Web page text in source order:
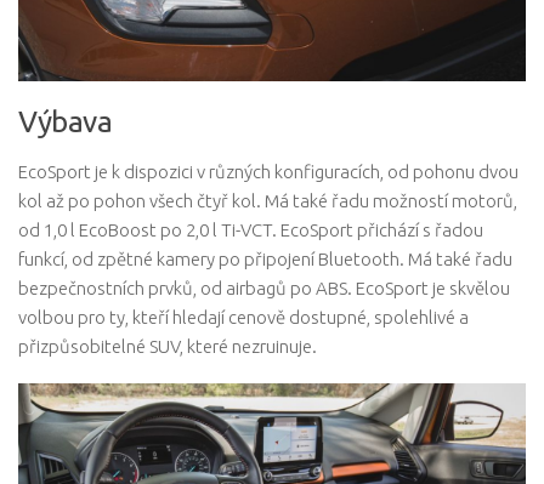
Výbava
EcoSport je k dispozici v různých konfiguracích, od pohonu dvou
kol až po pohon všech čtyř kol. Má také řadu možností motorů,
od 1,0 l EcoBoost po 2,0 l Ti-VCT. EcoSport přichází s řadou
funkcí, od zpětné kamery po připojení Bluetooth. Má také řadu
bezpečnostních prvků, od airbagů po ABS. EcoSport je skvělou
volbou pro ty, kteří hledají cenově dostupné, spolehlivé a
přizpůsobitelné SUV, které nezruinuje.